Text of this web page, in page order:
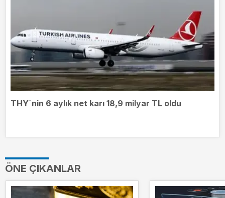
THY`nin 6 aylık net karı 18,9 milyar TL oldu
ÖNE ÇIKANLAR